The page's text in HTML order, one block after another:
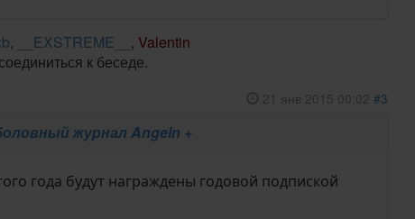
, __EXSTREME__ , Valentin
к беседе.
21 янв 2015 00:02 #3
журнал Angeln +
года будут награждены годовой подпиской